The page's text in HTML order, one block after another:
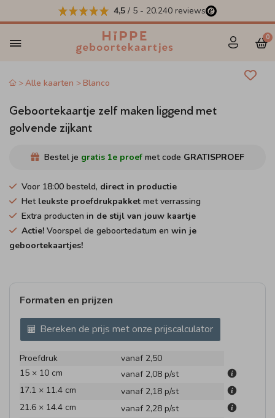
4,5 / 5 - 20.240 reviews
0
Alle kaarten Blanco
Geboortekaartje zelf maken liggend met
golvende zijkant
Bestel je gratis 1e proef met code GRATISPROEF
Voor 18:00 besteld, direct in productie
Het leukste proefdrukpakket met verrassing
Extra producten in de stijl van jouw kaartje
Actie! Voorspel de geboortedatum en win je
geboortekaartjes!
Formaten en prijzen
Bereken de prijs met onze prijscalculator
Proefdruk
vanaf 2,50
15 × 10 cm
vanaf 2,08 p/st
17.1 × 11.4 cm
vanaf 2,18 p/st
21.6 × 14.4 cm
vanaf 2,28 p/st